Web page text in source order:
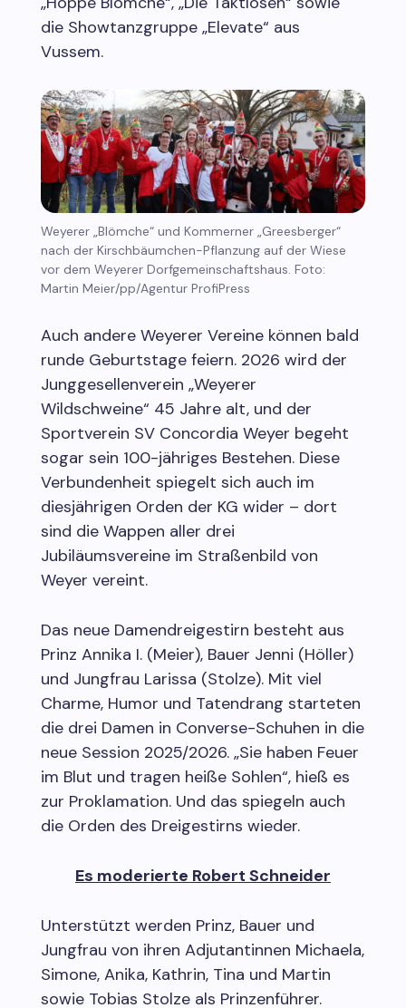
die Showtanzgruppe „Elevate“ aus
Vussem.
Weyerer „Blömche“ und Kommerner „Greesberger“
nach der Kirschbäumchen-Pflanzung auf der Wiese
vor dem Weyerer Dorfgemeinschaftshaus. Foto:
Martin Meier/pp/Agentur ProfiPress
Auch andere Weyerer Vereine können bald
runde Geburtstage feiern. 2026 wird der
Junggesellenverein „Weyerer
Wildschweine“ 45 Jahre alt, und der
Sportverein SV Concordia Weyer begeht
sogar sein 100-jähriges Bestehen. Diese
Verbundenheit spiegelt sich auch im
diesjährigen Orden der KG wider – dort
sind die Wappen aller drei
Jubiläumsvereine im Straßenbild von
Weyer vereint.
Das neue Damendreigestirn besteht aus
Prinz Annika I. (Meier), Bauer Jenni (Höller)
und Jungfrau Larissa (Stolze). Mit viel
Charme, Humor und Tatendrang starteten
die drei Damen in Converse-Schuhen in die
neue Session 2025/2026. „Sie haben Feuer
im Blut und tragen heiße Sohlen“, hieß es
zur Proklamation. Und das spiegeln auch
die Orden des Dreigestirns wieder.
Es moderierte Robert Schneider
Unterstützt werden Prinz, Bauer und
Jungfrau von ihren Adjutantinnen Michaela,
Simone, Anika, Kathrin, Tina und Martin
sowie Tobias Stolze als Prinzenführer.